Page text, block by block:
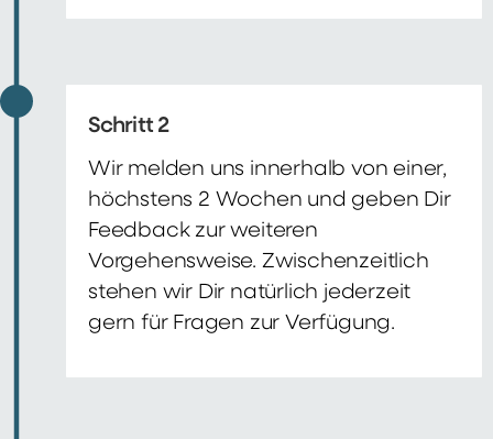
Schritt 2
Wir melden uns innerhalb von einer,
höchstens 2 Wochen und geben Dir
Feedback zur weiteren
Vorgehensweise. Zwischenzeitlich
stehen wir Dir natürlich jederzeit
gern für Fragen zur Verfügung.